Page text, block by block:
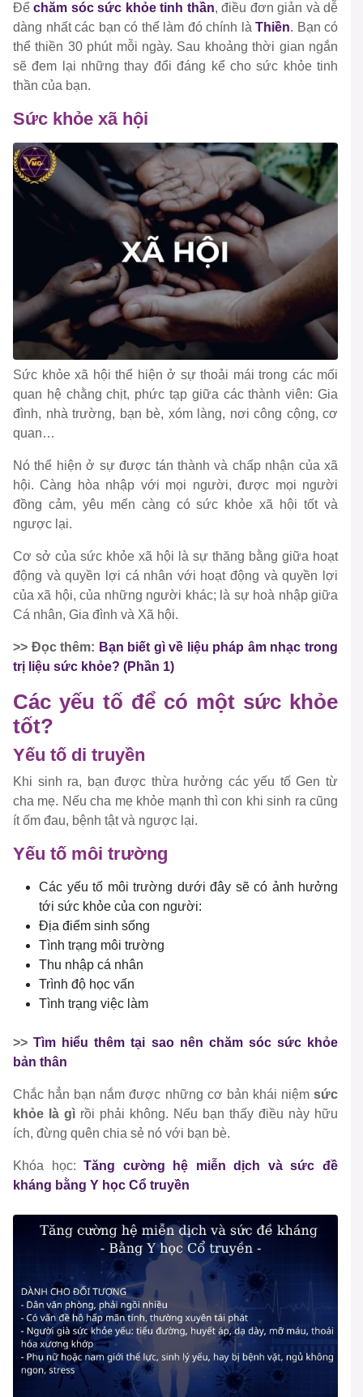
Đểchăm sóc sức khỏe tinh thần, điều đơn giản và dễ
dàng nhất các bạn có thể làm đó chính là Thiền. Bạn có
thể thiền 30 phút mỗi ngày. Sau khoảng thời gian ngắn
sẽ đem lại những thay đổi đáng kể cho sức khỏe tinh
thần của bạn.
Sức khỏe xã hội
Sức khỏe xã hội thể hiện ở sự thoải mái trong các mối
quan hệ chằng chịt, phức tạp giữa các thành viên: Gia
đình, nhà trường, bạn bè, xóm làng, nơi công cộng, cơ
quan…
Nó thể hiện ở sự được tán thành và chấp nhận của xã
hội. Càng hòa nhập với mọi người, được mọi người
đồng cảm, yêu mến càng có sức khỏe xã hội tốt và
ngược lại.
Cơ sở của sức khỏe xã hội là sự thăng bằng giữa hoạt
động và quyền lợi cá nhân với hoạt động và quyền lợi
của xã hội, của những người khác; là sự hoà nhập giữa
Cá nhân, Gia đình và Xã hội.
>> Đọc thêm: Bạn biết gì về liệu pháp âm nhạc trong
trị liệu sức khỏe? (Phần 1)
Các yếu tố để có một sức khỏe
tốt?
Yếu tố di truyền
Khi sinh ra, bạn được thừa hưởng các yếu tố Gen từ
cha mẹ. Nếu cha mẹ khỏe mạnh thì con khi sinh ra cũng
ít ốm đau, bệnh tật và ngược lại.
Yếu tố môi trường
Các yếu tố môi trường dưới đây sẽ có ảnh hưởng
tới sức khỏe của con người:
Địa điểm sinh sống
Tình trạng môi trường
Thu nhập cá nhân
Trình độ học vấn
Tình trạng việc làm
>>Tìm hiểu thêm tại sao nên chăm sóc sức khỏe
bản thân
Chắc hẳn bạn nắm được những cơ bản khái niệm sức
khỏe là gì rồi phải không. Nếu bạn thấy điều này hữu
ích, đừng quên chia sẻ nó với bạn bè.
Khóa học:Tăng cường hệ miễn dịch và sức đề
kháng bằng Y học Cổ truyền